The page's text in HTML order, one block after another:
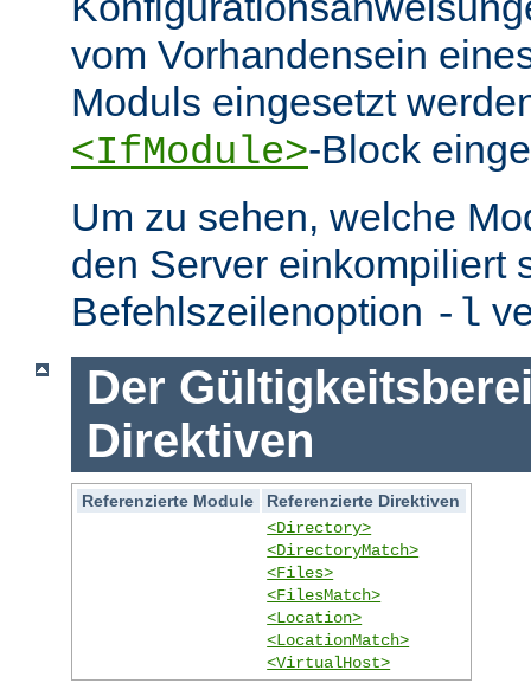
vom Vorhandensein
Moduls eingesetzt
<IfModule>-Block
Um zu sehen, welche
den Server einkompiliert
Befehlszeilenoption -l
Der
Direktiven
Referenzierte Module
Referenzierte Direktiven
<Directory>
<DirectoryMatch>
<Files>
<FilesMatch>
<Location>
<LocationMatch>
<VirtualHost>